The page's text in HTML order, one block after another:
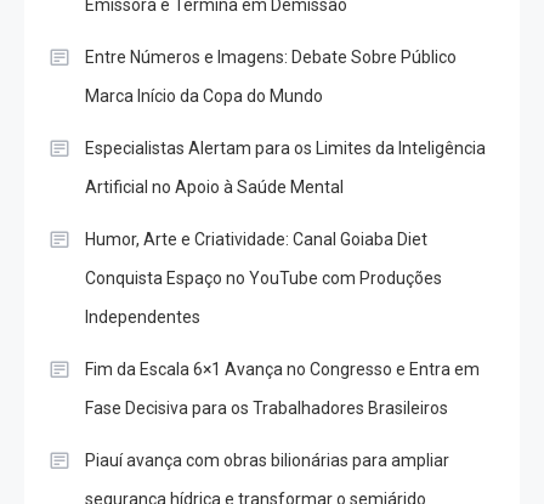
Emissora e Termina em Demissão
Entre Números e Imagens: Debate Sobre Público
Marca Início da Copa do Mundo
Especialistas Alertam para os Limites da Inteligência
Artificial no Apoio à Saúde Mental
Humor, Arte e Criatividade: Canal Goiaba Diet
Conquista Espaço no YouTube com Produções
Independentes
Fim da Escala 6×1 Avança no Congresso e Entra em
Fase Decisiva para os Trabalhadores Brasileiros
Piauí avança com obras bilionárias para ampliar
segurança hídrica e transformar o semiárido